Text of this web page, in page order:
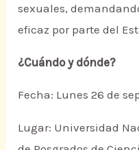
sexuales,
eficaz por parte del
¿Cuándo y dónde?
Fecha: Lunes 26 de
Lugar: Universidad